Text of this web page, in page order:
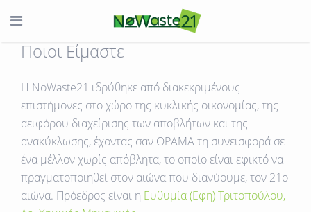
Ποιοι Είμαστε
H NoWaste21 ιδρύθηκε από διακεκριμένους
επιστήμονες στο χώρο της κυκλικής οικονομίας, της
αειφόρου διαχείρισης των αποβλήτων και της
ανακύκλωσης, έχοντας σαν ΟΡΑΜΑ τη συνεισφορά σε
ένα μέλλον χωρίς απόβλητα,το οποίο είναι εφικτό να
πραγματοποιηθεί στον αιώνα που διανύουμε, τον 21ο
αιώνα. Πρόεδρος είναι η Ευθυμία (Εφη) Τριτοπούλου,